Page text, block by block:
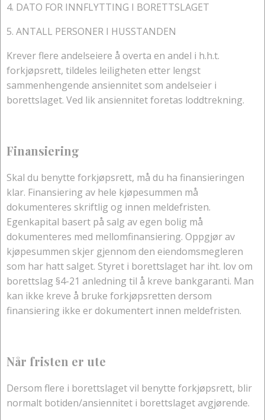
4. DATO FOR INNFLYTTING I BORETTSLAGET
5. ANTALL PERSONER I HUSSTANDEN
Krever flere andelseiere å overta en andel i h.h.t.
forkjøpsrett, tildeles leiligheten etter lengst
sammenhengende ansiennitet som andelseier i
borettslaget. Ved lik ansiennitet foretas loddtrekning.
Finansiering
Skal du benytte forkjøpsrett, må du ha finansieringen
klar. Finansiering av hele kjøpesummen må
dokumenteres skriftlig og innen meldefristen.
Egenkapital basert på salg av egen bolig må
dokumenteres med mellomfinansiering. Oppgjør av
kjøpesummen skjer gjennom den eiendomsmegleren
som har hatt salget. Styret i borettslaget har iht. lov om
borettslag §4-21 anledning til å kreve bankgaranti. Man
kan ikke kreve å bruke forkjøpsretten dersom
finansiering ikke er dokumentert innen meldefristen.
Når fristen er ute
Dersom flere i borettslaget vil benytte forkjøpsrett, blir
normalt botiden/ansiennitet i borettslaget avgjørende.